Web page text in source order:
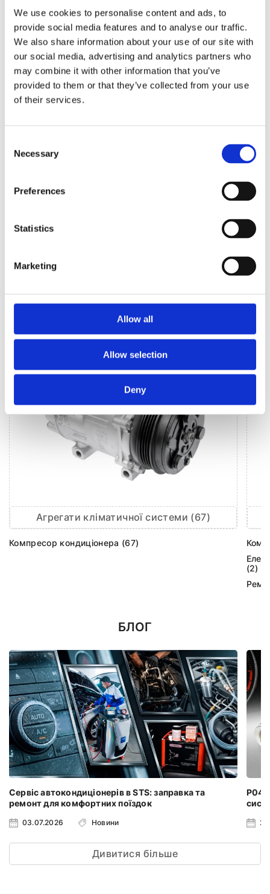
We use cookies to personalise content and ads, to
provide social media features and to analyse our traffic.
We also share information about your use of our site with
our social media, advertising and analytics partners who
may combine it with other information that you’ve
provided to them or that they’ve collected from your use
of their services.
Selection
Necessary
Preferences
Statistics
Marketing
Allow all
Allow selection
Deny
Агрегати рульового управління (55)
Рульова рейка з ГПК (13)
Шток
КЛІМАТИЗАЦІЯ ДЛЯAUDI A5
Агрегати кліматичної системи (67)
Компресор кондиціонера (67)
(2)
БЛОГ
Сервіс автокондиціонерів в STS: заправка та
ремонт для комфортних поїздок
03.07.2026 Новини
Дивитися більше